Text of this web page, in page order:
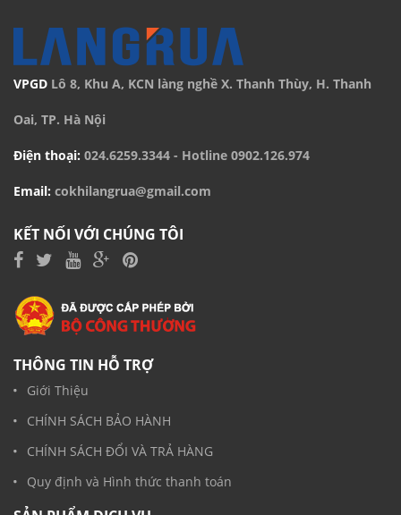
VPGD Lô 8, Khu A, KCN làng nghề X. Thanh Thùy, H. Thanh
Oai, TP. Hà Nội
Điện thoại: 024.6259.3344 - Hotline 0902.126.974
Email: cokhilangrua@gmail.com
KẾT NỐI VỚI CHÚNG TÔI
THÔNG TIN HỖ TRỢ
Giới Thiệu
CHÍNH SÁCH BẢO HÀNH
CHÍNH SÁCH ĐỔI VÀ TRẢ HÀNG
Quy định và Hình thức thanh toán